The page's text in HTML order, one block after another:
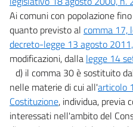
Ai comuni con popolazione
quanto previsto al comma 17,
decreto-legge 13 agosto
modificazioni, dalla legge 14
d) il comma 30 è sostituito
nelle materie di cui all'articolo
Costituzione, individua, previa
interessati nell'ambito del